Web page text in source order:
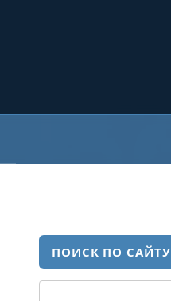
ПОИСК ПО САЙТУ